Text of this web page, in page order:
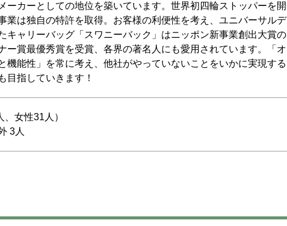
ーカーとしての地位を築いています。世界初四輪ストッパーを開
業は独自の特許を取得。お客様の利便性を考え、ユニバーサルデ
キャリーバッグ「スワニーバック」はニッポン新事業創出大賞の
ー賞最優秀賞を受賞、各界の著名人にも愛用されています。「オ
機能性」を常に考え、他社がやっていないことをいかに実現する
目指していきます！
女性31人）
3人